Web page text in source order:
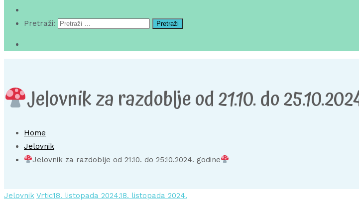
Pretraži:
Jelovnik za razdoblje od 21.10. do
Home
Jelovnik
Jelovnik za razdoblje od 21.10. do 25.10.2024. godine
Jelovnik Vrtic18. listopada 2024.18. listopada 2024.